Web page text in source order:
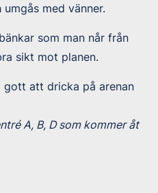
med vänner.
som man når från
sikt mot planen.
att dricka på arenan
A, B, D som kommer åt